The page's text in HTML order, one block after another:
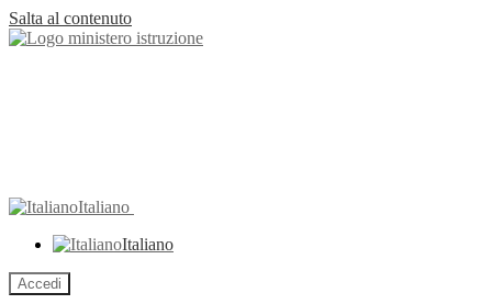
Salta al contenuto
Italiano
Italiano
Accedi